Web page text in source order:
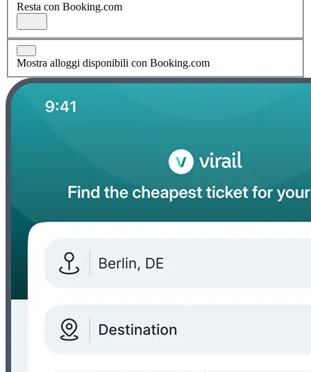
Resta con Booking.com
Mostra alloggi disponibili con Booking.com